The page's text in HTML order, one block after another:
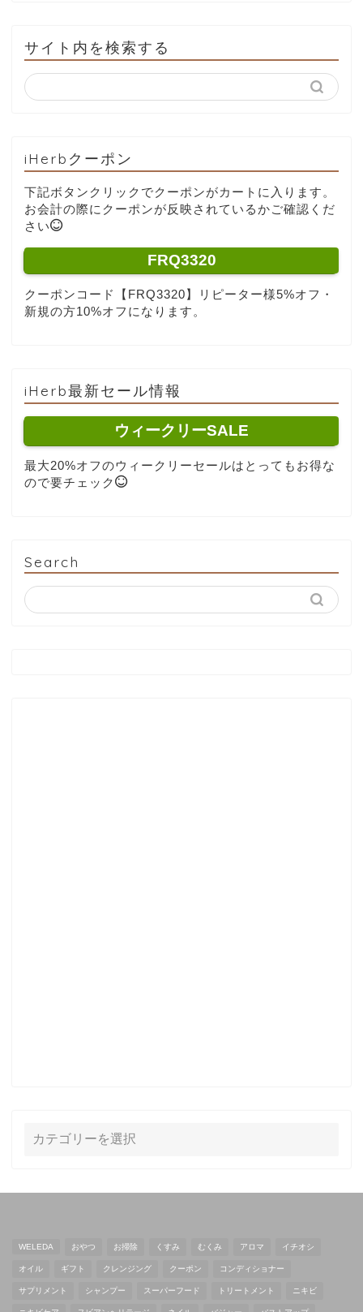
サイト内を検索する
iHerbクーポン
下記ボタンクリックでクーポンがカートに入ります。
お会計の際にクーポンが反映されているかご確認くだ
さい
FRQ3320
クーポンコード【FRQ3320】リピーター様5%オフ・
新規の方10%オフになります。
iHerb最新セール情報
ウィークリーSALE
最大20%オフのウィークリーセールはとってもお得な
ので要チェック
Search
WELEDA おやつ お掃除 くすみ むくみ アロマ イチオシ
オイル ギフト クレンジング クーポン コンディショナー
サプリメント シャンプー スーパーフード トリートメント ニキビ